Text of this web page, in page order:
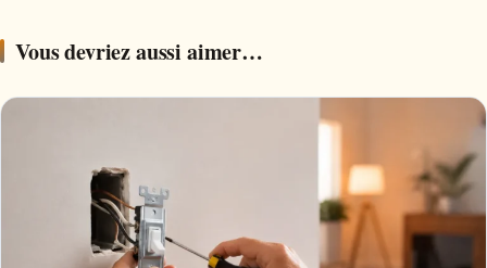
Vous devriez aussi aimer…